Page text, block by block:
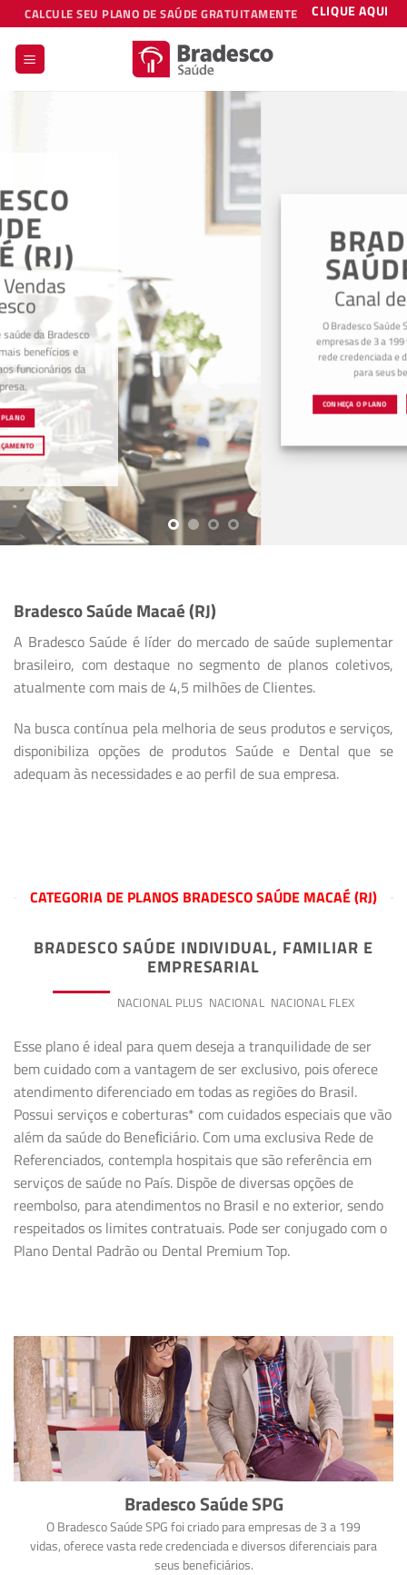
Skip
to
content
CALCULE SEU PLANO DE SAÚDE GRATUITAMENTE CLIQUE AQUI
BRADESCO
SAÚDE SPG
Canal de Vendas
O Bradesco Saúde SPG foi criado para
empresas de 3 a 199 vidas, oferece vasta
rede credenciada e diversos diferenciais
para seus beneficiários.
CONHEÇA O PLANO REDE CREDENCIADA
Bradesco Saúde Macaé (RJ)
A Bradesco Saúde é líder do mercado de saúde suplementar
brasileiro, com destaque no segmento de planos coletivos,
atualmente com mais de 4,5 milhões de Clientes.
Na busca contínua pela melhoria de seus produtos e serviços,
disponibiliza opções de produtos Saúde e Dental que se
adequam às necessidades e ao perfil de sua empresa.
CATEGORIA DE PLANOS BRADESCO SAÚDE MACAÉ (RJ)
BRADESCO SAÚDE INDIVIDUAL, FAMILIAR E
EMPRESARIAL
NACIONAL PLUS NACIONAL NACIONAL FLEX
Esse plano é ideal para quem deseja a tranquilidade de ser
bem cuidado com a vantagem de ser exclusivo, pois oferece
atendimento diferenciado em todas as regiões do Brasil.
Possui serviços e coberturas* com cuidados especiais que vão
além da saúde do Beneﬁciário. Com uma exclusiva Rede de
Referenciados, contempla hospitais que são referência em
serviços de saúde no País. Dispõe de diversas opções de
reembolso, para atendimentos no Brasil e no exterior, sendo
respeitados os limites contratuais. Pode ser conjugado com o
Plano Dental Padrão ou Dental Premium Top.
Bradesco Saúde SPG
O Bradesco Saúde SPG foi criado para empresas de 3 a 199
vidas, oferece vasta rede credenciada e diversos diferenciais para
seus beneficiários.